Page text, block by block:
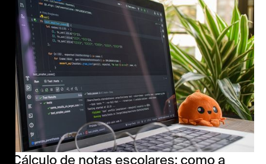
Cálculo de notas escolares: como a